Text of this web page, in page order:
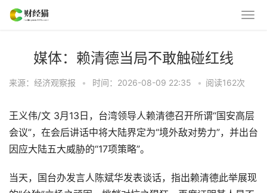
媒体：赖清德当局不敢触碰红线
来源：经济观察报 • 时间：2026-08-09 22:35 • 阅读162次
王义伟/文 3月13日，台湾领导人赖清德召开所谓“国安高层
会议”，在会后讲话中将大陆界定为“境外敌对势力”，并出台
因应大陆五大威胁的“17项策略”。
当天，国台办发言人陈斌华发表谈话，指出赖清德此举展现